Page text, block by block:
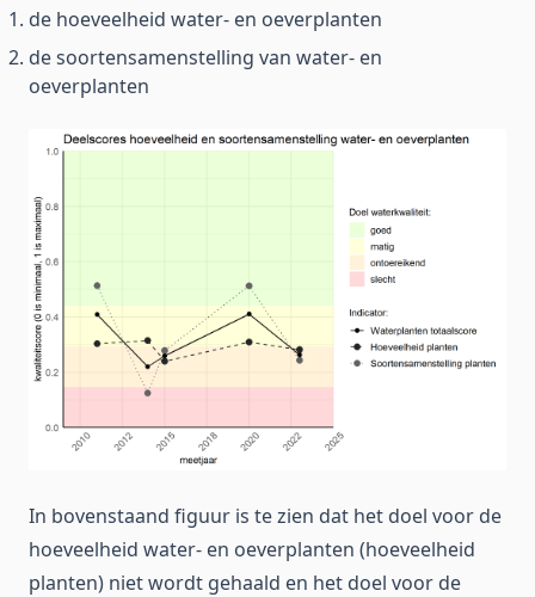
de hoeveelheid water- en oeverplanten
de soortensamenstelling van water- en
oeverplanten
In bovenstaand figuur is te zien dat het doel voor de
hoeveelheid water- en oeverplanten (hoeveelheid
planten) niet wordt gehaald en het doel voor de